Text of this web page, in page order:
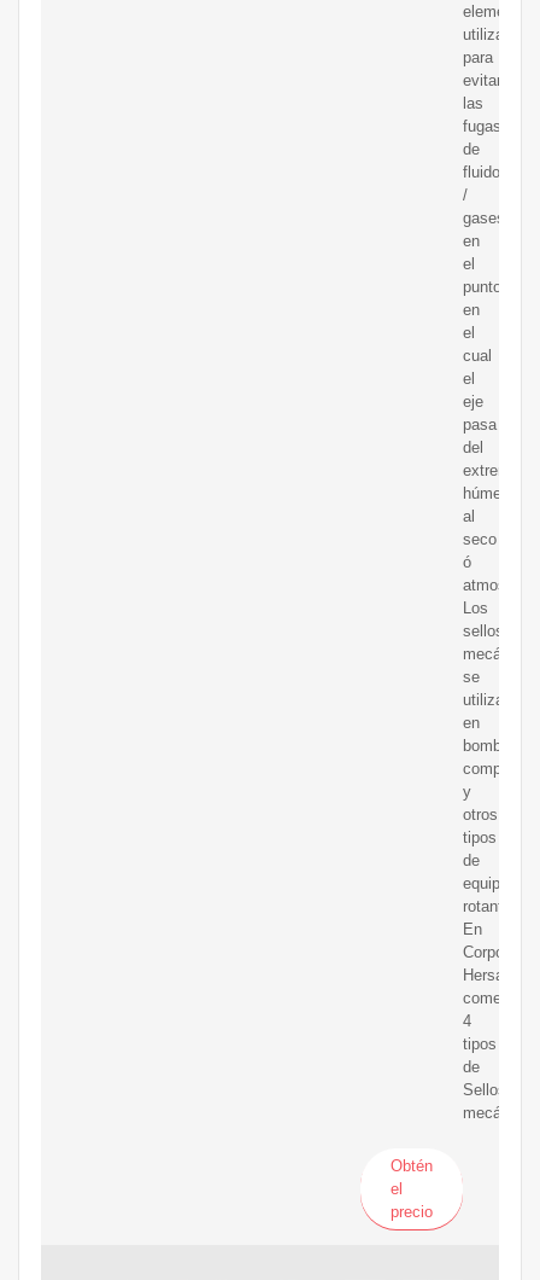
elemento
utilizado
para
evitar
las
fugas
de
fluidos
/
gases
en
el
punto
en
el
cual
el
eje
pasa
del
extremo
húmedo
al
seco
ó
Los
sellos
mecánicos
se
utilizan
en
bombas,
y
otros
tipos
de
equipos
rotantes.
En
Hersal
4
tipos
de
Sellos
Obtén
el
precio